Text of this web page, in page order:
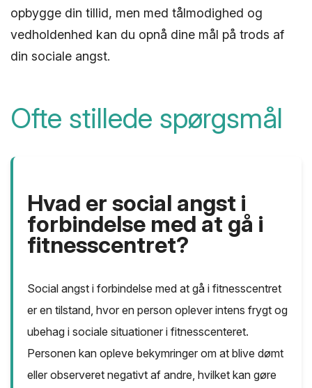
opbygge din tillid, men med tålmodighed og
vedholdenhed kan du opnå dine mål på trods af
din sociale angst.
Ofte stillede spørgsmål
Hvad er social angst i
forbindelse med at gå i
fitnesscentret?
Social angst i forbindelse med at gå i fitnesscentret
er en tilstand, hvor en person oplever intens frygt og
ubehag i sociale situationer i fitnesscenteret.
Personen kan opleve bekymringer om at blive dømt
eller observeret negativt af andre, hvilket kan gøre